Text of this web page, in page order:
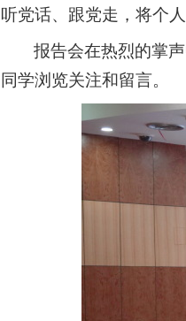
听党话、跟党走 ，将个
报告会在热烈的掌
同学浏览关注和留言。